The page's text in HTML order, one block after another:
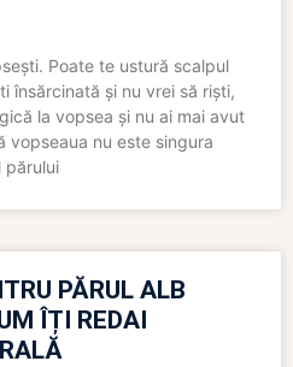
Poate te ustură scalpul
însărcinată și nu vrei să riști,
la vopsea și nu ai mai avut
vopseaua nu este singura
părului
PĂRUL ALB
ÎȚI REDAI